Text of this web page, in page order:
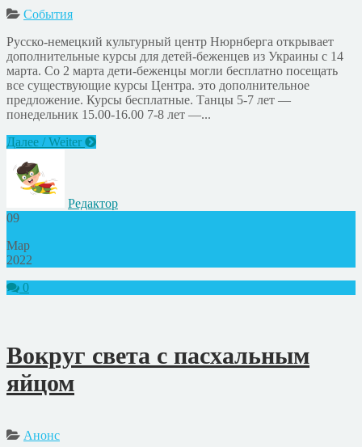
События
Русско-немецкий культурный центр Нюрнберга открывает
дополнительные курсы для детей-беженцев из Украины с 14
марта. Со 2 марта дети-беженцы могли бесплатно посещать
все существующие курсы Центра. это дополнительное
предложение. Курсы бесплатные. Танцы 5-7 лет —
понедельник 15.00-16.00 7-8 лет —...
Далее / Weiter
Редактор
09
Мар
2022
0
Вокруг света с пасхальным
яйцом
Анонс